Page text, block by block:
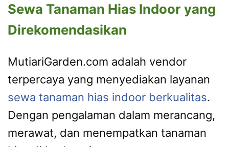
Sewa Tanaman Hias Indoor yang
Direkomendasikan
MutiariGarden.com adalah vendor
terpercaya yang menyediakan layanan
sewa tanaman hias indoor berkualitas.
Dengan pengalaman dalam merancang,
merawat, dan menempatkan tanaman